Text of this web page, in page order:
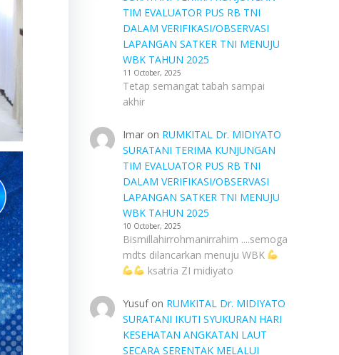
TIM EVALUATOR PUS RB TNI
DALAM VERIFIKASI/OBSERVASI
LAPANGAN SATKER TNI MENUJU
WBK TAHUN 2025
11 October, 2025
Tetap semangat tabah sampai
akhir
Imaron RUMKITAL Dr. MIDIYATO
SURATANI TERIMA KUNJUNGAN
TIM EVALUATOR PUS RB TNI
DALAM VERIFIKASI/OBSERVASI
LAPANGAN SATKER TNI MENUJU
WBK TAHUN 2025
10 October, 2025
Bismillahirrohmanirrahim ....semoga
mdts dilancarkan menuju WBK
ksatria ZI midiyato
Yusufon RUMKITAL Dr. MIDIYATO
SURATANI IKUTI SYUKURAN HARI
KESEHATAN ANGKATAN LAUT
SECARA SERENTAK MELALUI